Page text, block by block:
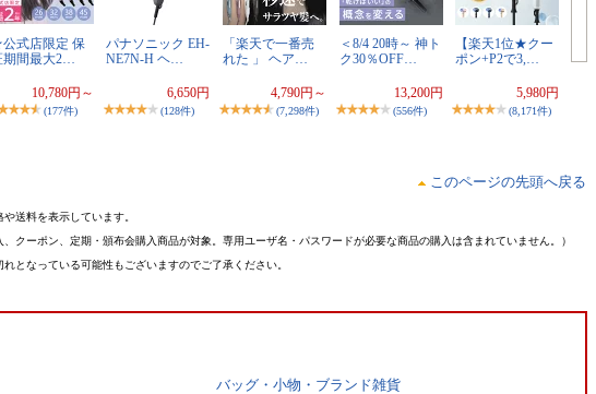
式店限定 保
期間最大2…
10,780円～
(177件)
パナソニック EH-
NE7N-H ヘ…
6,650円
(128件)
「楽天で一番売
れた 」 ヘア…
4,790円～
(7,298件)
＜8/4 20時～ 神ト
ク30％OFF…
13,200円
(556件)
【楽天1位★クー
ポン+P2で3,…
5,980円
(8,171件)
このページの先頭へ戻る
送料を表示しています。
ーポン、定期・頒布会購入商品が対象。専用ユーザ名・パスワードが必要な商品の購入は含まれていません。）
となっている可能性もございますのでご了承ください。
バッグ・小物・ブランド雑貨